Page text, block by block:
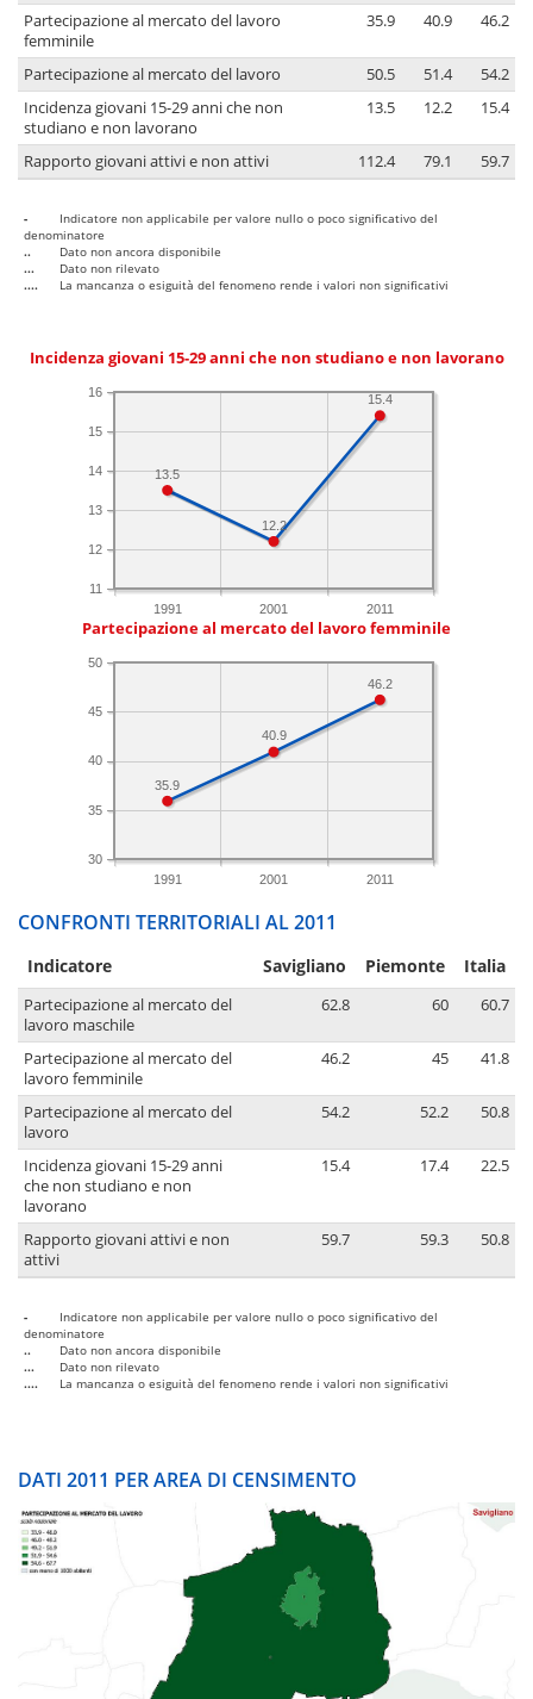
Partecipazione al mercato del lavoro
femminile
35.9 40.9 46.2
Partecipazione al mercato del lavoro 50.5 51.4
54.2
Incidenza giovani 15-29 anni che non
studiano e non lavorano
13.5 12.2 15.4
Rapporto giovani attivi e non attivi 112.4 79.1 59.7
-
Indicatore non applicabile per valore nullo o poco significativo del
denominatore
..
Dato non ancora disponibile
...
Dato non rilevato
....
La mancanza o esiguità del fenomeno rende i valori non significativi
Incidenza giovani 15-29 anni che non studiano e non lavorano
1991 2001 2011
11
12
13
14
15
16
15.4
12.2
13.5
Partecipazione al mercato del lavoro femminile
1991 2001 2011
30
35
40
45
50
46.2
40.9
35.9
CONFRONTI TERRITORIALI AL 2011
Indicatore Savigliano Piemonte Italia
Partecipazione al mercato del
lavoro maschile
62.8 60 60.7
Partecipazione al mercato del
lavoro femminile
46.2 45 41.8
Partecipazione al mercato del
lavoro
54.2 52.2 50.8
Incidenza giovani 15-29 anni
che non studiano e non
lavorano
15.4 17.4 22.5
Rapporto giovani attivi e non
attivi
59.7 59.3 50.8
-
Indicatore non applicabile per valore nullo o poco significativo del
denominatore
..
Dato non ancora disponibile
...
Dato non rilevato
....
La mancanza o esiguità del fenomeno rende i valori non significativi
DATI 2011 PER AREA DI CENSIMENTO